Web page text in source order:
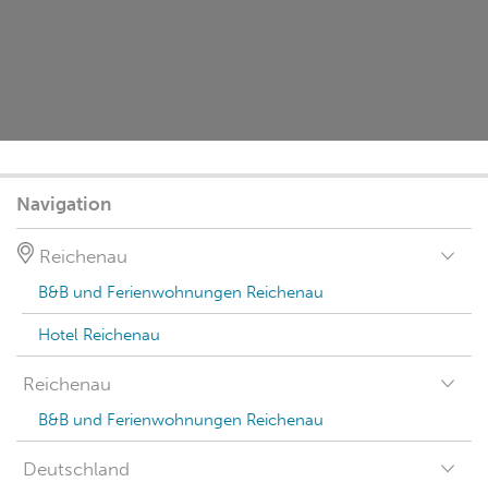
Navigation
Reichenau
B&B und Ferienwohnungen Reichenau
Hotel Reichenau
Reichenau
B&B und Ferienwohnungen Reichenau
Deutschland